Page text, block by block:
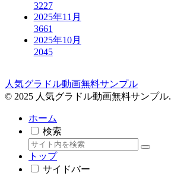
3227
2025年11月
3661
2025年10月
2045
人気グラドル動画無料サンプル
© 2025 人気グラドル動画無料サンプル.
ホーム
検索
トップ
サイドバー